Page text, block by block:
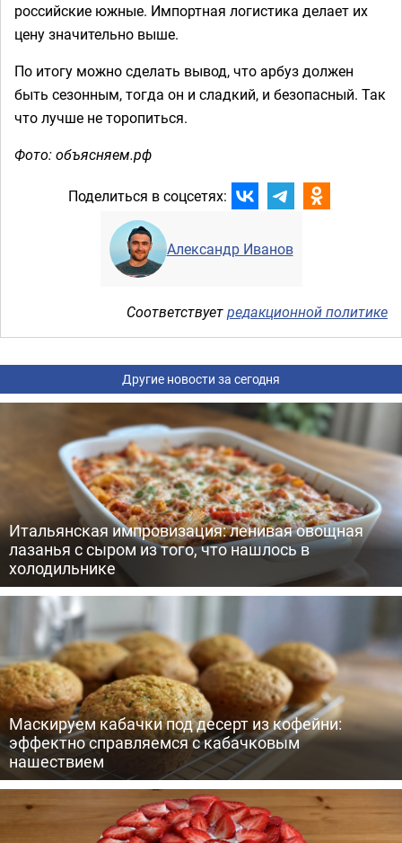
российские южные. Импортная логистика делает их
цену значительно выше.
По итогу можно сделать вывод, что арбуз должен
быть сезонным, тогда он и сладкий, и безопасный. Так
что лучше не торопиться.
Фото: объясняем.рф
Поделиться в соцсетях:
Александр Иванов
Соответствуетредакционной политике
Другие новости за сегодня
Итальянская импровизация: ленивая овощная
лазанья с сыром из того, что нашлось в
холодильнике
Маскируем кабачки под десерт из кофейни:
эффектно справляемся с кабачковым
нашествием